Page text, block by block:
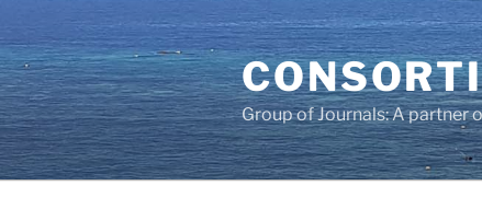
to
content
Group of Journals: A partner